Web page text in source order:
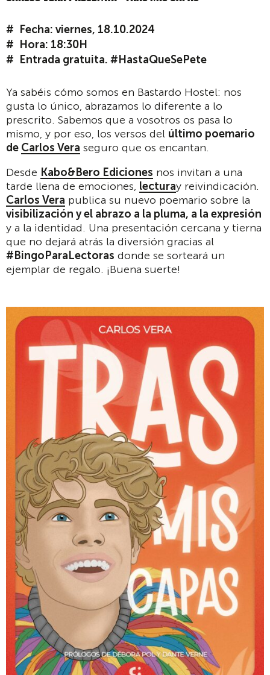
Fecha: viernes, 18.10.2024
Hora: 18:30H
Entrada gratuita. #HastaQueSePete
Ya sabéis cómo somos en Bastardo Hostel: nos
gusta lo único, abrazamos lo diferente a lo
prescrito. Sabemos que a vosotros os pasa lo
mismo, y por eso, los versos del último poemario
de Carlos Vera seguro que os encantan.
Desde Kabo&Bero Ediciones nos invitan a una
tarde llena de emociones, lecturay reivindicación.
Carlos Vera publica su nuevo poemario sobre la
visibilización y el abrazo a la pluma, a la expresión
y a la identidad. Una presentación cercana y tierna
que no dejará atrás la diversión gracias al
#BingoParaLectoras donde se sorteará un
ejemplar de regalo. ¡Buena suerte!